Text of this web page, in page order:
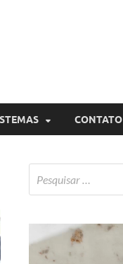
CONTATO